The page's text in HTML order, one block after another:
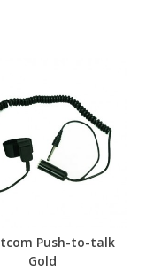
Push-to-talk
Gold